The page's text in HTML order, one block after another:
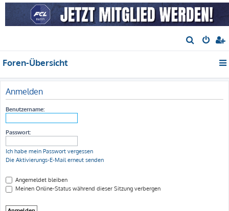
u
h
Foren-Übersicht
Anmelden
Benutzername:
Passwort:
Ich habe mein Passwort vergessen
Die Aktivierungs-E-Mail erneut senden
Angemeldet bleiben
Meinen Online-Status während dieser Sitzung verbergen